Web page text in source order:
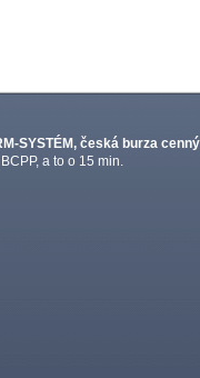
SYSTÉM, česká burza
a to o 15 min.